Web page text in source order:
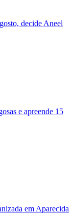
decide Aneel
e apreende 15
em Aparecida